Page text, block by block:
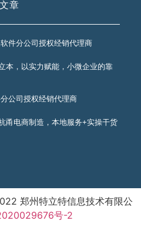
文章
件分公司授权经销代理商
本，以实力赋能，小微企业的靠
公司授权经销代理商
甬电商制造，本地服务+实操干货
郑州特立特信息技术有限公
号-2